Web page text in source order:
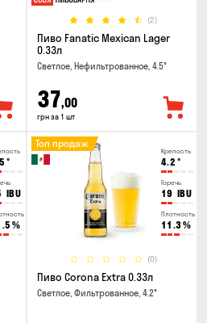
(2)
Пиво Fanatic Mexican Lager
0.33л
Светлое, Нефильтрованное, 4.5°
37,00
грн за 1 шт
°
IBU
%
Крепость
4.2 °
Горечь
19 IBU
Плотность
11.3%
(0)
Топ продаж
Пиво Corona Extra 0.33л
Светлое, Фильтрованное, 4.2°